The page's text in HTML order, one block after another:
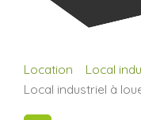
Location Local
Local industriel à